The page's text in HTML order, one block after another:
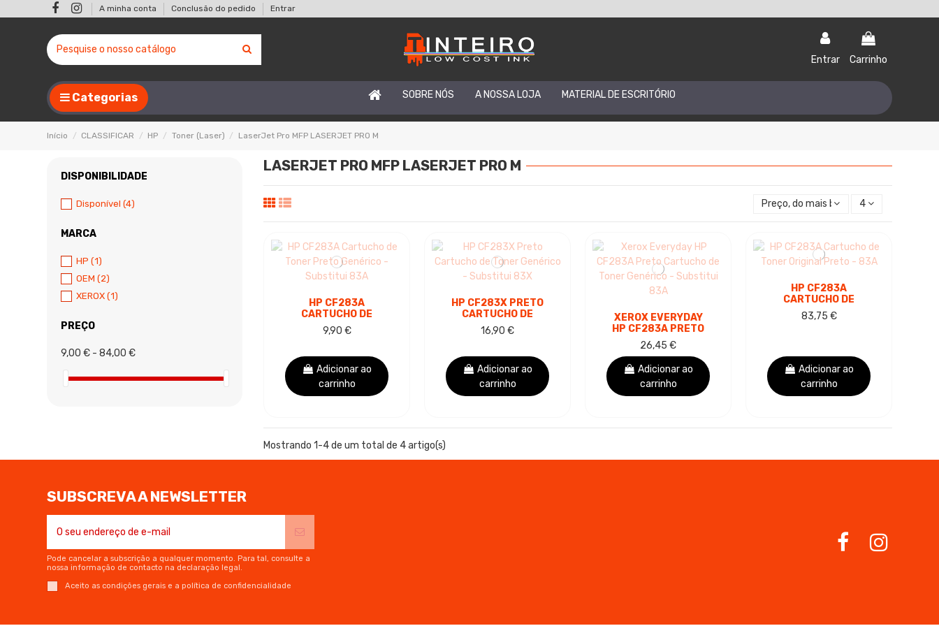
A minha conta Conclusão do pedido Entrar
Entrar Carrinho
Categorias SOBRE NÓS A NOSSA LOJA MATERIAL DE ESCRITÓRIO
Início CLASSIFICAR HP Toner (Laser) LaserJet Pro MFP LASERJET PRO M
LASERJET PRO MFP LASERJET PRO M
Preço, do mais baixo ao mais alto
4
HP CF283A
CARTUCHO DE
TONER PRETO
GENÉRICO -
9,90 €
Adicionar ao
carrinho
HP CF283X PRETO
CARTUCHO DE
TONER GENÉRICO -
SUBSTITUI 83X
16,90 €
Adicionar ao
carrinho
XEROX EVERYDAY
HP CF283A PRETO
CARTUCHO DE
TONER GENÉRICO -
SUBSTITUI 83A
26,45 €
Adicionar ao
carrinho
HP CF283A
CARTUCHO DE
TONER ORIGINAL
PRETO - 83A
83,75 €
Adicionar ao
carrinho
Mostrando 1-4 de um total de 4 artigo(s)
DISPONIBILIDADE
Disponível (4)
MARCA
HP (1)
OEM (2)
XEROX (1)
PREÇO
9,00 € - 84,00 €
SUBSCREVA A NEWSLETTER
Pode cancelar a subscrição a qualquer momento. Para tal, consulte a
nossa informação de contacto na declaração legal.
Aceito as condições gerais e a política de confidencialidade